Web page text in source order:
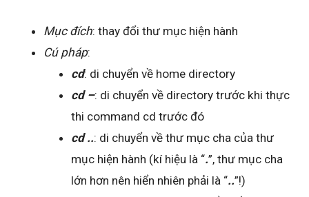
Mục đích: thay đổi thư mục hiện hành
Cú pháp:
cd: di chuyển về home directory
cd –: di chuyển về directory trước khi thực
thi command cd trước đó
cd ..: di chuyển về thư mục cha của thư
mục hiện hành (kí hiệu là “.”, thư mục cha
lớn hơn nên hiển nhiên phải là “..”!)